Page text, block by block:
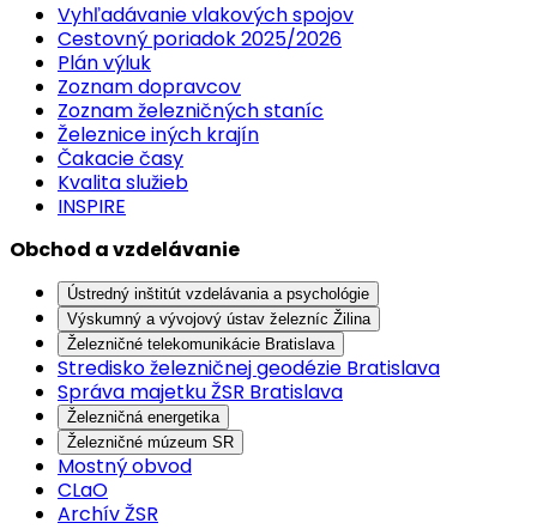
Vyhľadávanie vlakových spojov
Cestovný poriadok 2025/2026
Plán výluk
Zoznam dopravcov
Zoznam železničných staníc
Železnice iných krajín
Čakacie časy
Kvalita služieb
INSPIRE
Obchod a vzdelávanie
Ústredný inštitút vzdelávania a psychológie
Výskumný a vývojový ústav železníc Žilina
Železničné telekomunikácie Bratislava
Stredisko železničnej geodézie Bratislava
Správa majetku ŽSR Bratislava
Železničná energetika
Železničné múzeum SR
Mostný obvod
CLaO
Archív ŽSR